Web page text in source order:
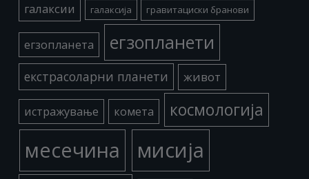
галаксии галаксија гравитациски бранови
егзопланета егзопланети
екстрасоларни планети живот
истражување комета космологија
месечина мисија